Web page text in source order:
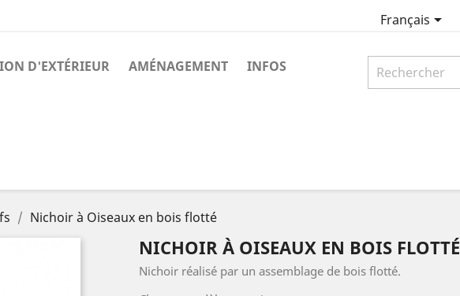
Français
D'EXTÉRIEUR AMÉNAGEMENT INFOS
Nichoir à Oiseaux en bois flotté
NICHOIR À OISEAUX EN BOIS FLOTTÉ
Nichoir réalisé par un assemblage de bois flotté.